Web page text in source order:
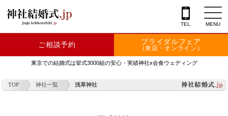
TEL MENU
神社を探す
会場を探す
衣裳
ご相談予約 ブライダルフェア
（来店・オンライン）
東京での結婚式は挙式3000組の安心・実績神社x会食ウェディング
TOP 神社一覧 浅草神社